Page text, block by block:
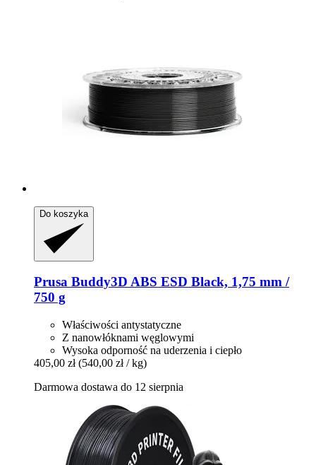
Do koszyka
Prusa Buddy3D ABS ESD Black, 1,75 mm /
750 g
Właściwości antystatyczne
Z nanowłóknami węglowymi
Wysoka odporność na uderzenia i ciepło
405,00 zł (540,00 zł / kg)
Darmowa dostawa do 12 sierpnia